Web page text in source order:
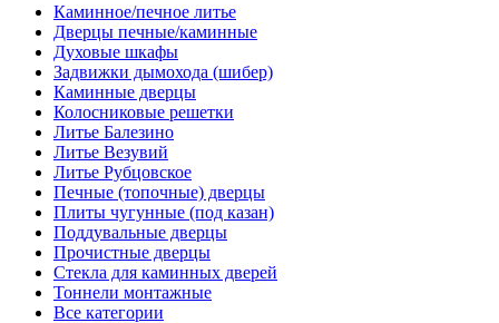
Каминное/печное литье
Дверцы печные/каминные
Духовые шкафы
Задвижки дымохода (шибер)
Каминные дверцы
Колосниковые решетки
Литье Балезино
Литье Везувий
Литье Рубцовское
Печные (топочные) дверцы
Плиты чугунные (под казан)
Поддувальные дверцы
Прочистные дверцы
Стекла для каминных дверей
Тоннели монтажные
Все категории